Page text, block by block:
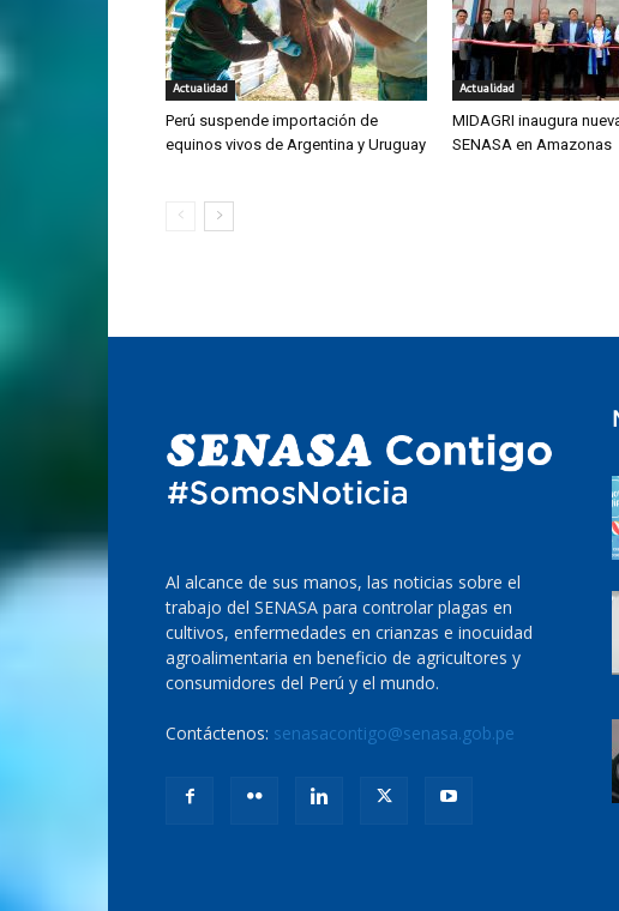
Actualidad
Perú suspende importación de
equinos vivos de Argentina y Uruguay
Actualidad
MIDAGRI inaugura
SENASA en Amazonas
Al alcance de sus manos, las noticias sobre el
trabajo del SENASA para controlar plagas en
cultivos, enfermedades en crianzas e inocuidad
agroalimentaria en beneficio de agricultores y
consumidores del Perú y el mundo.
Contáctenos: senasacontigo@senasa.gob.pe